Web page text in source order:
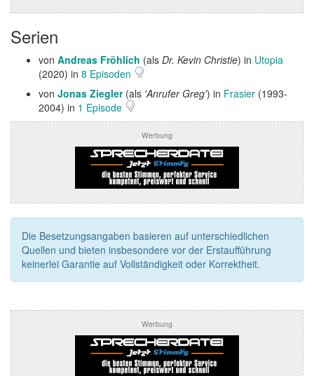
Serien
von Andreas Fröhlich (als Dr. Kevin Christie) in Utopia
(2020) in 8 Episoden
von Jonas Ziegler(als 'Anrufer Greg') in Frasier (1993-
2004) in 1 Episode
Werbung
Die Besetzungsangaben basieren auf unterschiedlichen
Quellen und bieten insbesondere vor der Erstaufführung
keinerlei Garantie auf Vollständigkeit oder Korrektheit.
Werbung